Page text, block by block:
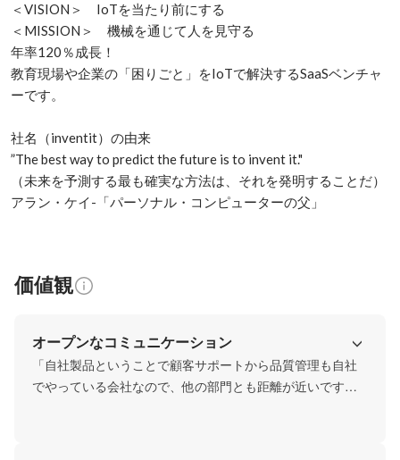
＜VISION＞　IoTを当たり前にする
＜MISSION＞　機械を通じて人を見守る
年率120％成長！
教育現場や企業の「困りごと」をIoTで解決するSaaSベンチャ
ーです。
社名（inventit）の由来
”The best way to predict the future is to invent it."
（未来を予測する最も確実な方法は、それを発明することだ）
アラン・ケイ-「パーソナル・コンピューターの父」
価値観
オープンなコミュニケーション
「自社製品ということで顧客サポートから品質管理も自社
でやっている会社なので、他の部門とも距離が近いです。